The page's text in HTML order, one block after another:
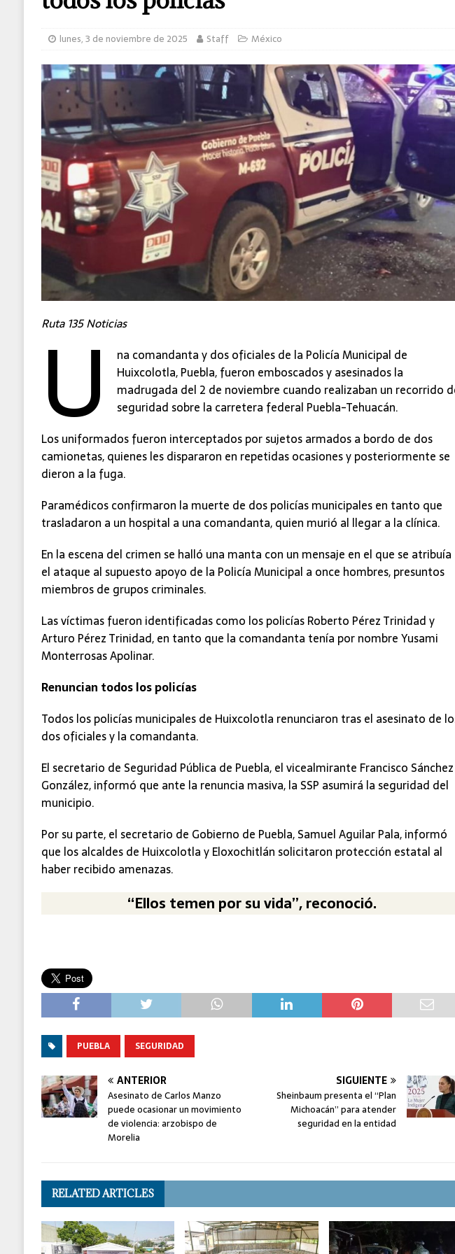
lunes, 3 de noviembre de 2025 Staff México
Ruta 135 Noticias
U
na comandanta y dos oficiales de la Policía Municipal de
Huixcolotla, Puebla, fueron emboscados y asesinados la
madrugada del 2 de noviembre cuando realizaban un recorrido
seguridad sobre la carretera federal Puebla-Tehuacán.
Los uniformados fueron interceptados por sujetos armados a bordo de dos
camionetas, quienes les dispararon en repetidas ocasiones y posteriormente se
dieron a la fuga.
Paramédicos confirmaron la muerte de dos policías municipales en tanto que
trasladaron a un hospital a una comandanta, quien murió al llegar a la clínica.
En la escena del crimen se halló una manta con un mensaje en el que se atribuía
el ataque al supuesto apoyo de la Policía Municipal a once hombres, presuntos
miembros de grupos criminales.
Las víctimas fueron identificadas como los policías Roberto Pérez Trinidad y
Arturo Pérez Trinidad, en tanto que la comandanta tenía por nombre Yusami
Monterrosas Apolinar.
Renuncian todos los policías
Todos los policías municipales de Huixcolotla renunciaron tras el asesinato de
dos oficiales y la comandanta.
El secretario de Seguridad Pública de Puebla, el vicealmirante Francisco Sánchez
González, informó que ante la renuncia masiva, la SSP asumirá la seguridad del
municipio.
Por su parte, el secretario de Gobierno de Puebla, Samuel Aguilar Pala, informó
que los alcaldes de Huixcolotla y Eloxochitlán solicitaron protección estatal al
haber recibido amenazas.
“Ellos temen por su vida”, reconoció.
PUEBLA SEGURIDAD
ANTERIOR
Asesinato de Carlos Manzo
puede ocasionar un movimiento
de violencia: arzobispo de
Morelia
SIGUIENTE
Sheinbaum presenta el “Plan
Michoacán” para atender
seguridad en la entidad
RELATED ARTICLES